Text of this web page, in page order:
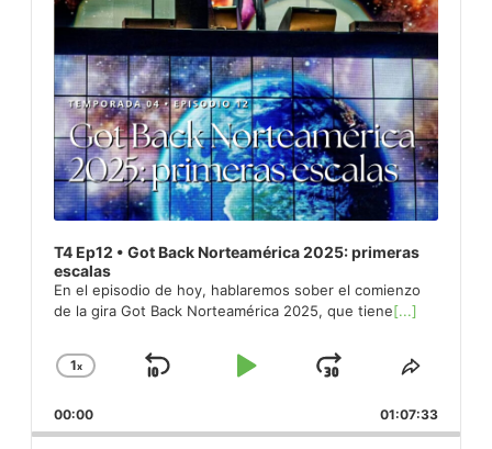
T4 Ep12 • Got Back Norteamérica 2025: primeras
escalas
En el episodio de hoy, hablaremos sober el comienzo
de la gira Got Back Norteamérica 2025, que tiene[...]
Change
Rate
1x
Skip
Play
Jump
Forward
Share
00:00 01:07:33